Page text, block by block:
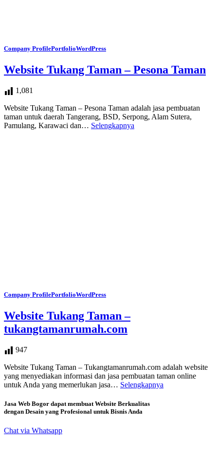
Company ProfilePortfolioWordPress
Website Tukang Taman – Pesona Taman
1,081
Website Tukang Taman – Pesona Taman adalah jasa pembuatan
taman untuk daerah Tangerang, BSD, Serpong, Alam Sutera,
Pamulang, Karawaci dan… Selengkapnya
Company ProfilePortfolioWordPress
Website Tukang Taman –
tukangtamanrumah.com
947
Website Tukang Taman – Tukangtamanrumah.com adalah website
yang menyediakan informasi dan jasa pembuatan taman online
untuk Anda yang memerlukan jasa… Selengkapnya
Jasa Web Bogor dapat membuat Website Berkualitas
dengan Desain yang Profesional untuk Bisnis Anda
Chat via Whatsapp